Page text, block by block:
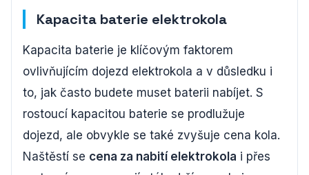
Kapacita baterie elektrokola
Kapacita baterie je klíčovým faktorem
ovlivňujícím dojezd elektrokola a v důsledku i
to, jak často budete muset baterii nabíjet. S
rostoucí kapacitou baterie se prodlužuje
dojezd, ale obvykle se také zvyšuje cena kola.
Naštěstí se cena za nabití elektrokola i přes